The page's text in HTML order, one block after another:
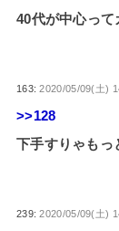
40代が中心って
163:2020/05/09(土)
>>128
下手すりゃもっ
239:2020/05/09(土)